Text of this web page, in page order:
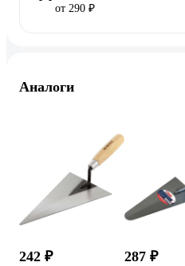
от 290 ₽
Аналоги
242 ₽ 287 ₽